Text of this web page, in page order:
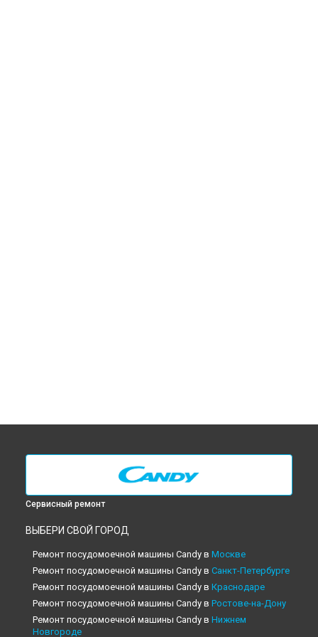
Сервисный ремонт
ВЫБЕРИ СВОЙ ГОРОД
Ремонт посудомоечной машины Candy в Москве
Ремонт посудомоечной машины Candy в Санкт-Петербурге
Ремонт посудомоечной машины Candy в Краснодаре
Ремонт посудомоечной машины Candy в Ростове-на-Дону
Ремонт посудомоечной машины Candy в Нижнем
Новгороде